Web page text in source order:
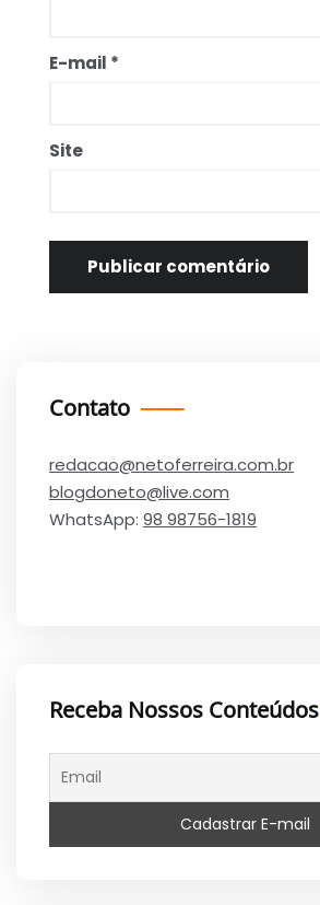
E-mail *
Site
Contato
redacao@netoferreira.com.br
blogdoneto@live.com
WhatsApp: 98 98756-1819
Receba Nossos Conteúdos